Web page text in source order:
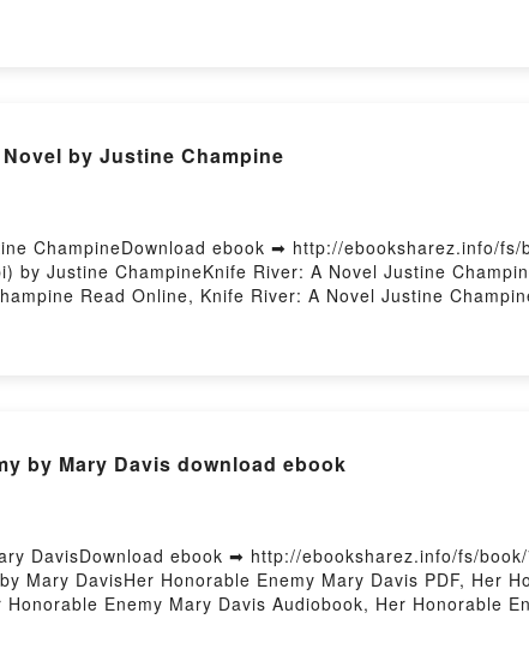
by Firstory Hosting
by Justine Champine
ChampineDownload ebook ➡ http://ebooksharez.info/
by Justine ChampineKnife River: A Novel Justine
Read Online, Knife River: A Novel Justine
by Mary Davis download ebook
DavisDownload ebook ➡ http://ebooksharez.info/fs/
Mary DavisHer Honorable Enemy Mary Davis PDF, Her
Enemy Mary Davis Audiobook, Her Honorable